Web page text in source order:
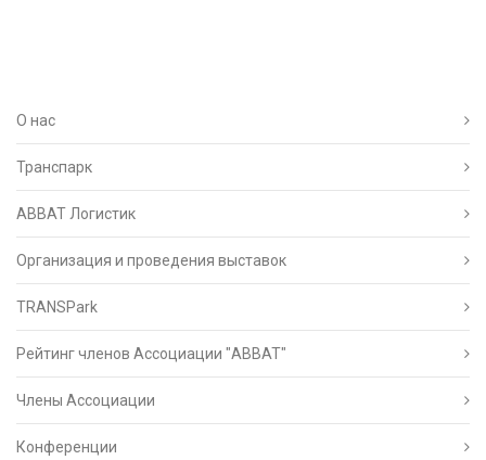
О нас
Транспарк
ABBAT Логистик
Организация и проведения выставок
TRANSPark
Рейтинг членов Ассоциации "АВВАТ"
Члены Ассоциации
Конференции